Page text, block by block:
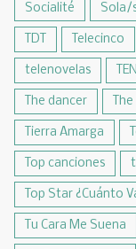
Socialité Sola/
TDT Telecinco
telenovelas TEN
The dancer
Tierra Amarga
Top canciones
Top Star ¿Cuánto
Tu Cara Me Suena